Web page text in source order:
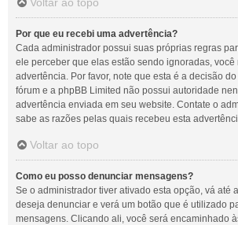
Por que eu recebi uma advertência?
Cada administrador possui suas próprias regras
ele perceber que elas estão sendo ignoradas, você
advertência. Por favor, note que esta é a decisão
fórum e a phpBB Limited não possui autoridade
advertência enviada em seu website. Contate o
sabe as razões pelas quais recebeu esta
Voltar ao topo
Como eu posso denunciar mensagens?
Se o administrador tiver ativado esta opção, vá até
deseja denunciar e verá um botão que é utilizado
mensagens. Clicando ali, você será encaminhado